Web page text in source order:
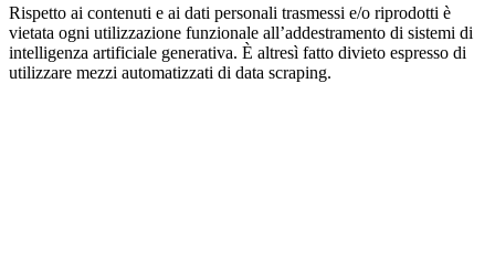
Rispetto ai contenuti e ai dati personali trasmessi e/o riprodotti è
vietata ogni utilizzazione funzionale all’addestramento di sistemi di
intelligenza artificiale generativa. È altresì fatto divieto espresso di
utilizzare mezzi automatizzati di data scraping.